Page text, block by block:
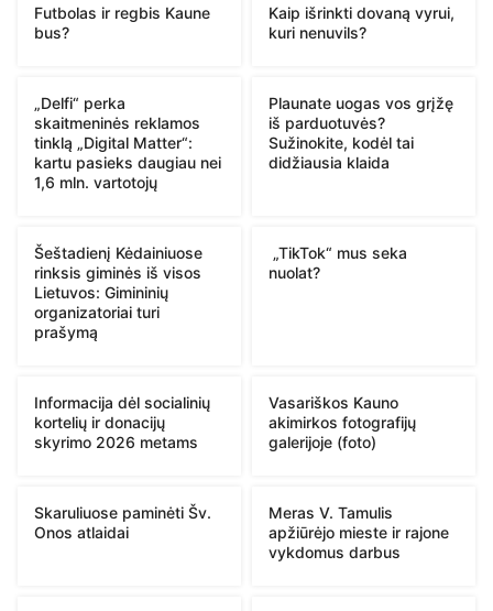
Futbolas ir regbis Kaune
bus?
Kaip išrinkti dovaną vyrui,
kuri nenuvils?
„Delfi“ perka
skaitmeninės reklamos
tinklą „Digital Matter“:
kartu pasieks daugiau nei
1,6 mln. vartotojų
Plaunate uogas vos grįžę
iš parduotuvės?
Sužinokite, kodėl tai
didžiausia klaida
Šeštadienį Kėdainiuose
rinksis giminės iš visos
Lietuvos: Gimininių
organizatoriai turi
prašymą
„TikTok“ mus seka
nuolat?
Informacija dėl socialinių
kortelių ir donacijų
skyrimo 2026 metams
Vasariškos Kauno
akimirkos fotografijų
galerijoje (foto)
Skaruliuose paminėti Šv.
Onos atlaidai
Meras V. Tamulis
apžiūrėjo mieste ir rajone
vykdomus darbus